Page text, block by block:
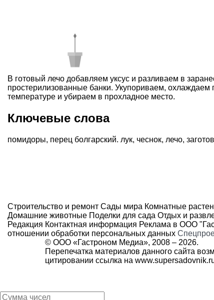
В готовый лечо добавляем уксус и разливаем в
простерилизованные банки. Укупориваем, охлаждаем
температуре и убираем в прохладное место.
Ключевые слова
помидоры, перец болгарский. лук, чеснок, лечо,
Строительство и ремонт Сады мира Комнатные
Домашние животные Поделки для сада Отдых и
Редакция Контактная информация Реклама в ООО
отношении обработки персональных данных
© ООО «Гастроном Медиа», 2008 – 2026.
Перепечатка материалов данного сайта
цитировании ссылка на